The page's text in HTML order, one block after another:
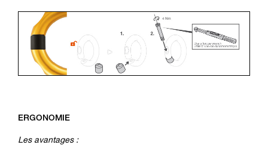
ERGONOMIE
Les avantages :